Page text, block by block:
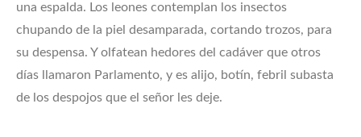
una espalda. Los leones contemplan los insectos
chupando de la piel desamparada, cortando trozos, para
su despensa. Y olfatean hedores del cadáver que otros
días llamaron Parlamento, y es alijo, botín, febril subasta
de los despojos que el señor les deje.